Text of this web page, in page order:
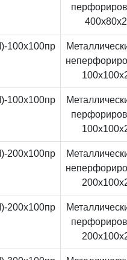
100x100пр
100x100пр
200x100пр
200x100пр